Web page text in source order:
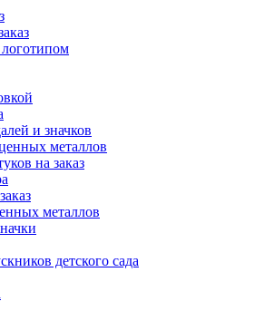
логотипом
и значков
металлов
на заказ
металлов
детского сада